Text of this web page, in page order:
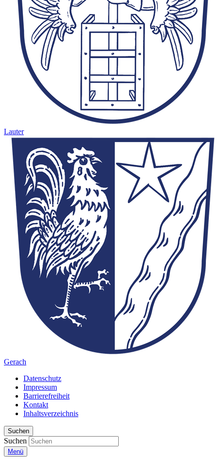
Lauter
Gerach
Datenschutz
Impressum
Barrierefreiheit
Kontakt
Inhaltsverzeichnis
Suchen
Suchen
Menü